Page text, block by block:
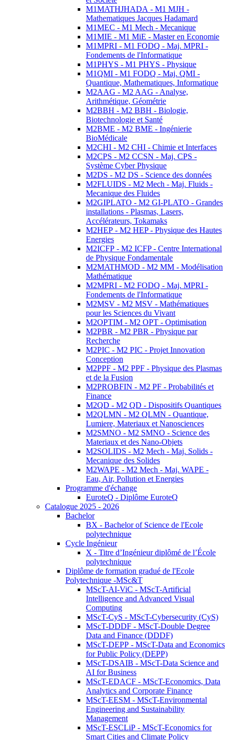
M1MATHJHADA - M1 MJH -
Mathematiques Jacques Hadamard
M1MEC - M1 Mech - Mecanique
M1MIE - M1 MiE - Master en Economie
M1MPRI - M1 FODQ - Maj. MPRI -
Fondements de l'Informatique
M1PHYS - M1 PHYS - Physique
M1QMI - M1 FODQ - Maj. QMI -
Quantique, Mathematiques, Informatique
M2AAG - M2 AAG - Analyse,
Arithmétique, Géométrie
M2BBH - M2 BBH - Biologie,
Biotechnologie et Santé
M2BME - M2 BME - Ingénierie
BioMédicale
M2CHI - M2 CHI - Chimie et Interfaces
M2CPS - M2 CCSN - Maj. CPS -
Système Cyber Physique
M2DS - M2 DS - Science des données
M2FLUIDS - M2 Mech - Maj. Fluids -
Mecanique des Fluides
M2GIPLATO - M2 GI-PLATO - Grandes
installations - Plasmas, Lasers,
Accélérateurs, Tokamaks
M2HEP - M2 HEP - Physique des Hautes
Energies
M2ICFP - M2 ICFP - Centre International
de Physique Fondamentale
M2MATHMOD - M2 MM - Modélisation
Mathématique
M2MPRI - M2 FODQ - Maj. MPRI -
Fondements de l'Informatique
M2MSV - M2 MSV - Mathématiques
pour les Sciences du Vivant
M2OPTIM - M2 OPT - Optimisation
M2PBR - M2 PBR - Physique par
Recherche
M2PIC - M2 PIC - Projet Innovation
Conception
M2PPF - M2 PPF - Physique des Plasmas
et de la Fusion
M2PROBFIN - M2 PF - Probabilités et
Finance
M2QD - M2 QD - Dispositifs Quantiques
M2QLMN - M2 QLMN - Quantique,
Lumiere, Materiaux et Nanosciences
M2SMNO - M2 SMNO - Science des
Materiaux et des Nano-Objets
M2SOLIDS - M2 Mech - Maj. Solids -
Mecanique des Solides
M2WAPE - M2 Mech - Maj. WAPE -
Eau, Air, Pollution et Energies
Programme d'échange
EuroteQ - Diplôme EuroteQ
Catalogue 2025 - 2026
Bachelor
BX - Bachelor of Science de l'Ecole
polytechnique
Cycle Ingénieur
X - Titre d’Ingénieur diplômé de l’École
polytechnique
Diplôme de formation gradué de l'Ecole
Polytechnique -MSc&T
MScT-AI-ViC - MScT-Artificial
Intelligence and Advanced Visual
Computing
MScT-CyS - MScT-Cybersecurity (CyS)
MScT-DDDF - MScT-Double Degree
Data and Finance (DDDF)
MScT-DEPP - MScT-Data and Economics
for Public Policy (DEPP)
MScT-DSAIB - MScT-Data Science and
AI for Business
MScT-EDACF - MScT-Economics, Data
Analytics and Corporate Finance
MScT-EESM - MScT-Environmental
Engineering and Sustainability
Management
MScT-ESCLiP - MScT-Economics for
Smart Cities and Climate Policy